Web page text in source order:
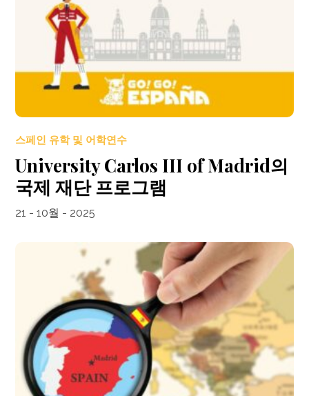
스페인 유학 및 어학연수
University Carlos III of Madrid의
국제 재단 프로그램
21 - 10월 - 2025